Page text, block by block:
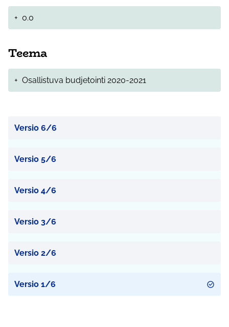
+ 0.0
Teema
+ Osallistuva budjetointi 2020-2021
Versio 6/6
Versio 5/6
Versio 4/6
Versio 3/6
Versio 2/6
Versio 1/6